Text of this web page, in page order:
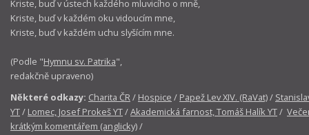
Kriste, buď v ústech každého mluvicího o mně,
Kriste, buď v každém oku vidoucím mne,
Kriste, buď v každém uchu slyšícím mne.
(Podle "Hymnu sv. Patrika",
redakčně upraveno)
Některé odkazy: Charita ČR/ Hospice / Papež Lev XIV. (RaVat)/
YT/ Lomec, Josef Prokeš YT/Akademická farnost, Tomáš Halík YT/
krátkým komentářem (anglicky)/